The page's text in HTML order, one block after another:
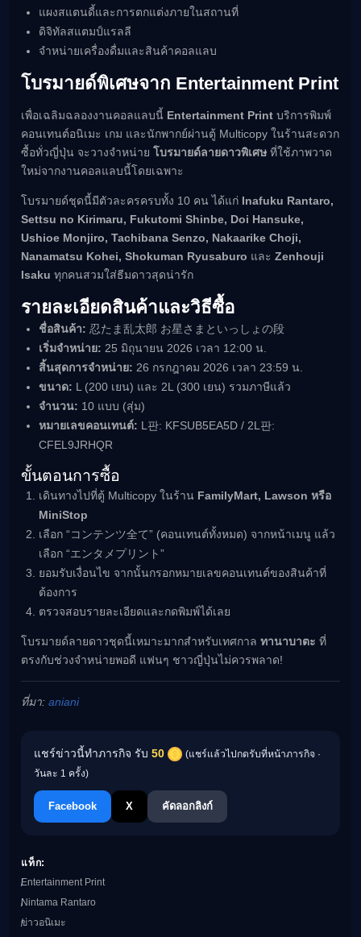
แผงสแตนดี้และการตกแต่งภายในสถานที่
ดิจิทัลสแตมป์แรลลี
จำหน่ายเครื่องดื่มและสินค้าคอลแลบ
โบรมายด์พิเศษจาก Entertainment Print
เพื่อเฉลิมฉลองงานคอลแลบนี้ Entertainment Print บริการพิมพ์
คอนเทนต์อนิเมะ เกม และนักพากย์ผ่านตู้ Multicopy ในร้านสะดวก
ซื้อทั่วญี่ปุ่น จะวางจำหน่าย โบรมายด์ลายดาวพิเศษ ที่ใช้ภาพวาด
ใหม่จากงานคอลแลบนี้โดยเฉพาะ
โบรมายด์ชุดนี้มีตัวละครครบทั้ง 10 คน ได้แก่ Inafuku Rantaro,
Settsu no Kirimaru, Fukutomi Shinbe, Doi Hansuke,
Ushioe Monjiro, Tachibana Senzo, Nakaarike Choji,
Nanamatsu Kohei, Shokuman Ryusaburo และ Zenhouji
Isaku ทุกคนสวมใส่ธีมดาวสุดน่ารัก
รายละเอียดสินค้าและวิธีซื้อ
ชื่อสินค้า: 忍たま乱太郎 お星さまといっしょの段
เริ่มจำหน่าย: 25 มิถุนายน 2026 เวลา 12:00 น.
สิ้นสุดการจำหน่าย: 26 กรกฎาคม 2026 เวลา 23:59 น.
ขนาด: L (200 เยน) และ 2L (300 เยน) รวมภาษีแล้ว
จำนวน: 10 แบบ (สุ่ม)
หมายเลขคอนเทนต์: L판: KFSUB5EA5D / 2L판:
CFEL9JRHQR
ขั้นตอนการซื้อ
เดินทางไปที่ตู้ Multicopy ในร้าน FamilyMart, Lawson หรือ
MiniStop
เลือก “コンテンツ全て” (คอนเทนต์ทั้งหมด) จากหน้าเมนู แล้ว
เลือก “エンタメプリント”
ยอมรับเงื่อนไข จากนั้นกรอกหมายเลขคอนเทนต์ของสินค้าที่
ต้องการ
ตรวจสอบรายละเอียดและกดพิมพ์ได้เลย
โบรมายด์ลายดาวชุดนี้เหมาะมากสำหรับเทศกาล ทานาบาตะ ที่
ตรงกับช่วงจำหน่ายพอดี แฟนๆ ชาวญี่ปุ่นไม่ควรพลาด!
ที่มา: aniani
แชร์ข่าวนี้ทำภารกิจ รับ 50
(แชร์แล้วไปกดรับที่หน้าภารกิจ ·
วันละ 1 ครั้ง)
Facebook X คัดลอกลิงก์
แท็ก:
Entertainment Print
Nintama Rantaro
ข่าวอนิเมะ